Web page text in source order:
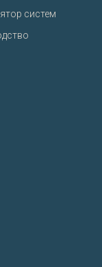
систем